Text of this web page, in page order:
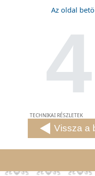
Az oldal
TECHNIKAI RÉSZLETEK
Vissza a